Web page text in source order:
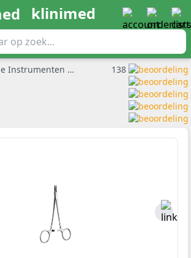
klinimed
Instrumenten » Naaldvoerder»
138